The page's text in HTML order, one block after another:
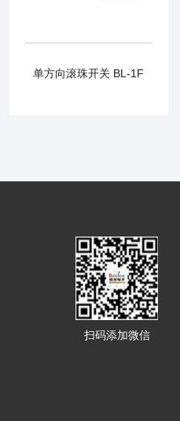
单方向滚珠开关 BL-1F
扫码添加微信